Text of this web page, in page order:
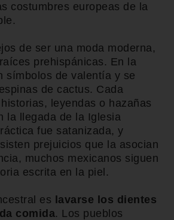
costumbres europeas de la
de ser una moda moderna,
prehispánicas. En la
símbolos de valentía y se
de cactus. Cada
leyendas o hazañas
la llegada de la Iglesia
fue satanizada, y
prejuicios que la asocian
muchos mexicanos siguen
escrita en la piel.
es
lavarse los dientes
comida. Los pueblos